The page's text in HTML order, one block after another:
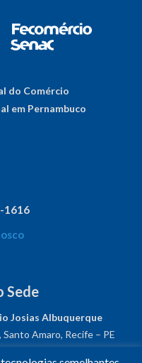
do Comércio
em Pernambuco
1616
Sede
Josias Albuquerque
Santo Amaro, Recife – PE